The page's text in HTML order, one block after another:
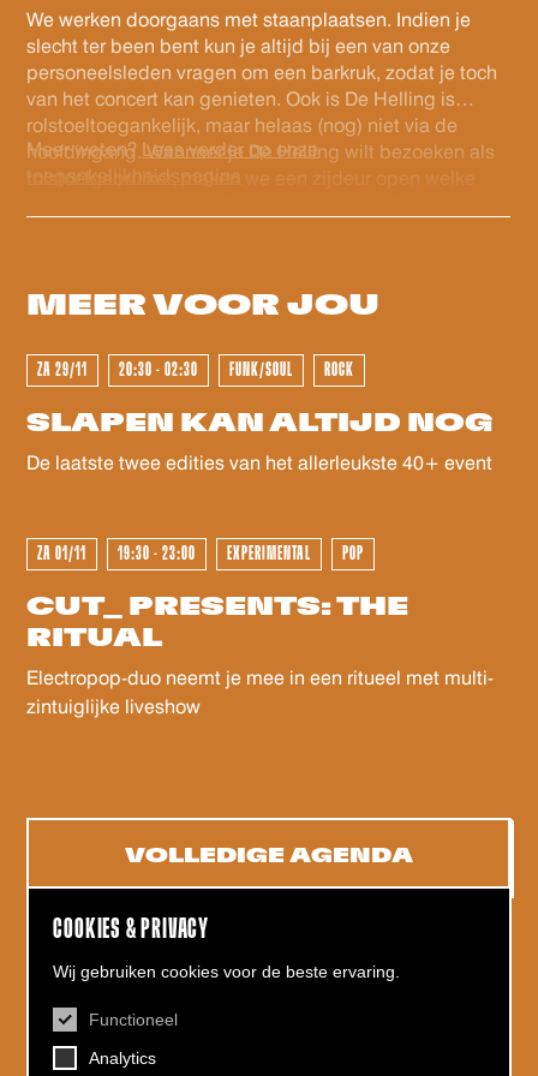
COOKIES & PRIVACY
Wij gebruiken cookies voor de beste ervaring.
Functioneel
Analytics
plezier!
We werken doorgaans met staanplaatsen. Indien je
slecht ter been bent kun je altijd bij een van onze
personeelsleden vragen om een barkruk, zodat je toch
van het concert kan genieten. Ook is De Helling is
rolstoeltoegankelijk, maar helaas (nog) niet via de
hoofdingang. Wanneer je De Helling wilt bezoeken als
rolstoelgebruiker, maken we een zijdeur open welke
info@dehelling.nlof+31 (0)30 – 22 19 944
Meer weten? Lees verder op onze
toegankelijkheidspagina
MEER VOORJOU
- GEWEEST -
ZA 29/11 20:30 - 02:30 FUNK/SOUL ROCK
SLAPEN KAN ALTIJD NOG
De laatste twee edities van het allerleukste 40+ event
- GEWEEST -
ZA 01/11 19:30 - 23:00 EXPERIMENTAL POP
CUT_ PRESENTS: THE
RITUAL
Electropop-duo neemt je mee in een ritueel met multi-
zintuiglijke liveshow
VOLLEDIGE AGENDA
CONTACT